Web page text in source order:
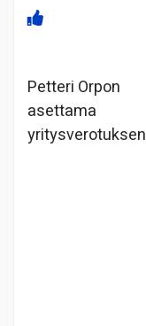
Petteri Orpon
asettama
yritysverotuksen